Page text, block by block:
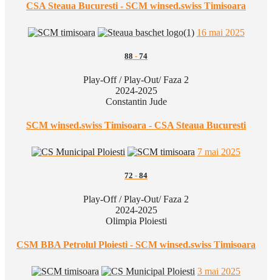
CSA Steaua Bucuresti - SCM winsed.swiss Timisoara
16 mai 2025
88 - 74
Play-Off / Play-Out/ Faza 2
2024-2025
Constantin Jude
SCM winsed.swiss Timisoara - CSA Steaua Bucuresti
7 mai 2025
72 - 84
Play-Off / Play-Out/ Faza 2
2024-2025
Olimpia Ploiesti
CSM BBA Petrolul Ploiesti - SCM winsed.swiss Timisoara
3 mai 2025